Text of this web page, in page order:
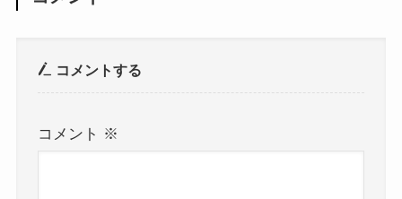
コメントする
コメント ※